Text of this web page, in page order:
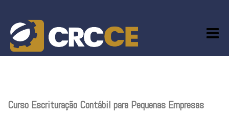
content
Curso Escrituração Contábil para Pequenas Empresas